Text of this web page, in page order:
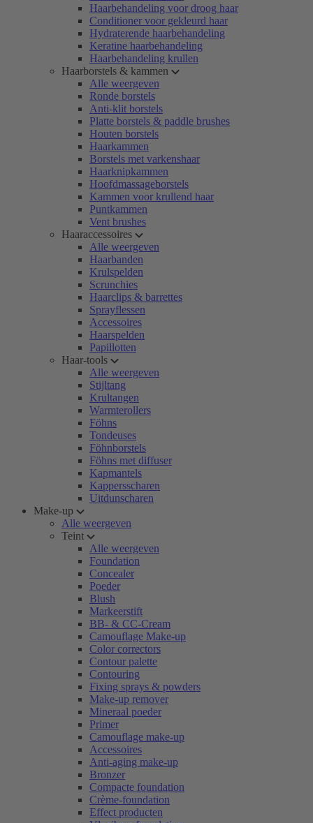
Haarbehandeling voor droog haar
Conditioner voor gekleurd haar
Hydraterende haarbehandeling
Keratine haarbehandeling
Haarbehandeling krullen
Haarborstels & kammen
Alle weergeven
Ronde borstels
Anti-klit borstels
Platte borstels & paddle brushes
Houten borstels
Haarkammen
Borstels met varkenshaar
Haarknipkammen
Hoofdmassageborstels
Kammen voor krullend haar
Puntkammen
Vent brushes
Haaraccessoires
Alle weergeven
Haarbanden
Krulspelden
Scrunchies
Haarclips & barrettes
Sprayflessen
Accessoires
Haarspelden
Papillotten
Haar-tools
Alle weergeven
Stijltang
Krultangen
Warmterollers
Föhns
Tondeuses
Föhnborstels
Föhns met diffuser
Kapmantels
Kappersscharen
Uitdunscharen
Make-up
Alle weergeven
Teint
Alle weergeven
Foundation
Concealer
Poeder
Blush
Markeerstift
BB- & CC-Cream
Camouflage Make-up
Color correctors
Contour palette
Contouring
Fixing sprays & powders
Make-up remover
Mineraal poeder
Primer
Camouflage make-up
Accessoires
Anti-aging make-up
Bronzer
Compacte foundation
Crème-foundation
Effect producten